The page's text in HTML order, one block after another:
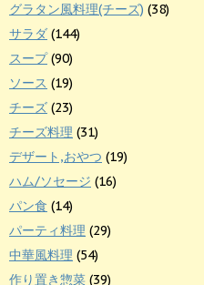
グラタン風料理(チーズ) (38)
サラダ (144)
スープ(90)
ソース (19)
チーズ (23)
チーズ料理 (31)
デザート,おやつ (19)
ハム/ソセージ (16)
パン食 (14)
パーティ料理 (29)
中華風料理 (54)
作り置き惣菜 (39)